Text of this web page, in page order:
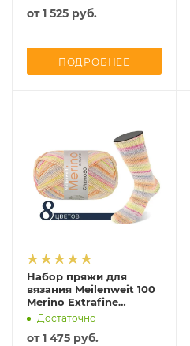
от1 525 руб.
ПОДРОБНЕЕ
Набор пряжи для
вязания Meilenweit 100
Merino Extrafine
Cremoso Lana Grossa
(2026 вар.1)
Достаточно
от1 475 руб.